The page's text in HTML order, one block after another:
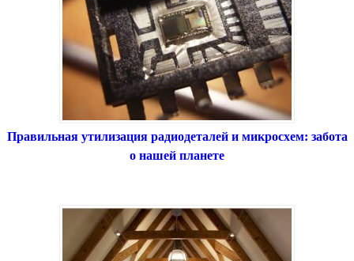
Правильная утилизация радиодеталей и микросхем: забота
о нашей планете